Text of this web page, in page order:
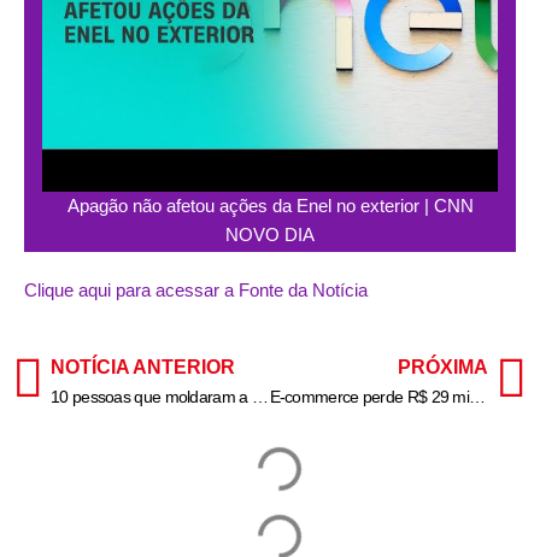
Apagão não afetou ações da Enel no exterior | CNN
NOVO DIA
Clique aqui para acessar a Fonte da Notícia
NOTÍCIA ANTERIOR PRÓXIMA
E-commerce perde R$ 29 mi em vendas após apagão em São Paulo, diz pesquisa